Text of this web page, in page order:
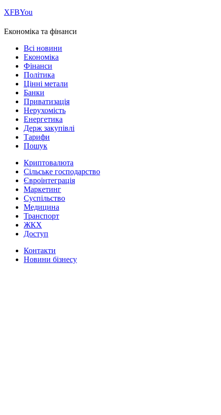
ХFBYou
Економіка та фінанси
Всі новини
Економіка
Фінанси
Політика
Цінні метали
Банки
Приватизація
Нерухомість
Енергетика
Держ закупівлі
Тарифи
Пошук
Криптовалюта
Сільське господарство
Євроінтеграція
Маркетинг
Суспільство
Медицина
Транспорт
ЖКХ
Доступ
Контакти
Новини бізнесу